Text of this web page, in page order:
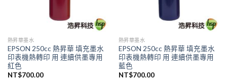
熱昇華墨水
EPSON 250cc 熱昇華 填充墨水
印表機熱轉印 用 連續供墨專用
紅色
NT$700.00
熱昇華墨水
EPSON 250cc 熱昇華 填充墨水
印表機熱轉印 用 連續供墨專用
藍色
NT$700.00